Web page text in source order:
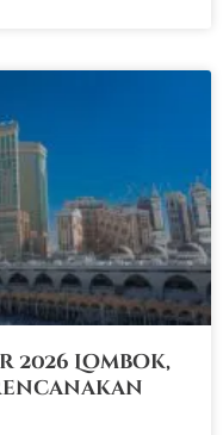
2026 Lombok,